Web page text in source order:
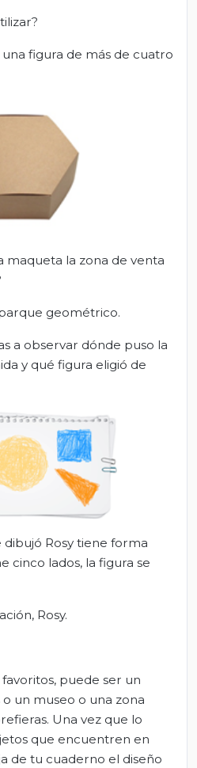
figura de más de cuatro
maqueta la zona de venta
geométrico.
a observar dónde puso la
y qué figura eligió de
Rosy tiene forma
cinco lados, la figura se
Rosy.
puede ser un
un museo o una zona
Una vez que lo
que encuentren en
de tu cuaderno el diseño